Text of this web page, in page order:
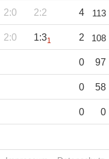
2:0 2:2 4 113
2:0 1:31 2 108
0 97
0 58
0 0